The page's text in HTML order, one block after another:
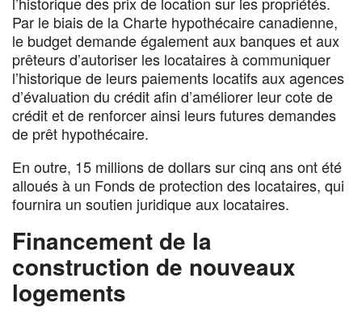
Par le biais de la Charte hypothécaire canadienne,
le budget demande également aux banques et aux
prêteurs d’autoriser les locataires à communiquer
l’historique de leurs paiements locatifs aux agences
d’évaluation du crédit afin d’améliorer leur cote de
crédit et de renforcer ainsi leurs futures demandes
de prêt hypothécaire.
En outre, 15 millions de dollars sur cinq ans ont été
alloués à un Fonds de protection des locataires, qui
fournira un soutien juridique aux locataires.
Financement de la
construction de nouveaux
logements